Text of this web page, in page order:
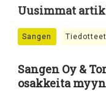
Uusimmat
Sangen Tiedotteet
Sangen Oy &
osakkeita